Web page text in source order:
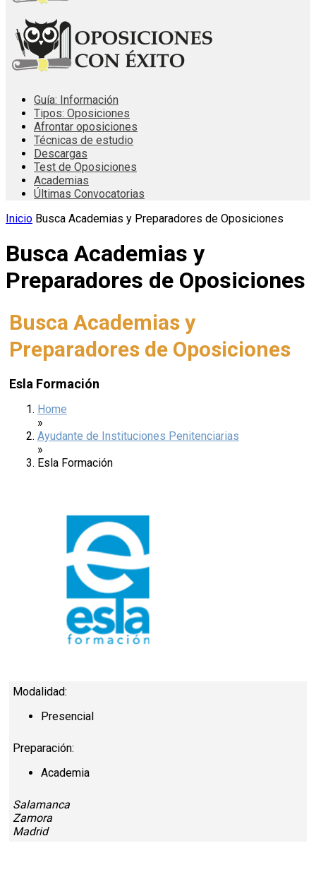
Guía: Información
Tipos: Oposiciones
Afrontar oposiciones
Técnicas de estudio
Descargas
Test de Oposiciones
Academias
Últimas Convocatorias
Inicio Busca Academias y Preparadores de Oposiciones
Busca Academias y
Preparadores de Oposiciones
Busca Academias y
Preparadores de Oposiciones
Esla Formación
Home
»
Ayudante de Instituciones Penitenciarias
»
Esla Formación
Modalidad:
Presencial
Preparación:
Academia
Salamanca
Zamora
Madrid